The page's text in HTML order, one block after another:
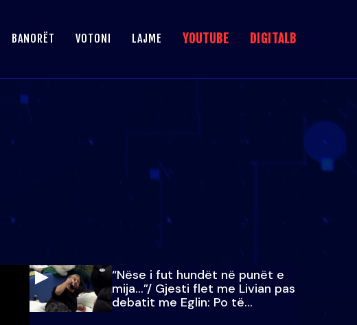
BANORËT VOTONI LAJME YOUTUBE DIGITALB
“Nëse i fut hundët në punët e
mija…”/ Gjesti flet me Livian pas
debatit me Eglin: Po të
paralajmëroj